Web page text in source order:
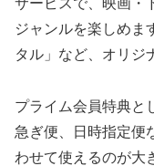
サービスで、映画・
ジャンルを楽しめま
タル」など、オリジ
プライム会員特典と
急ぎ便、日時指定便
わせて使えるのが大